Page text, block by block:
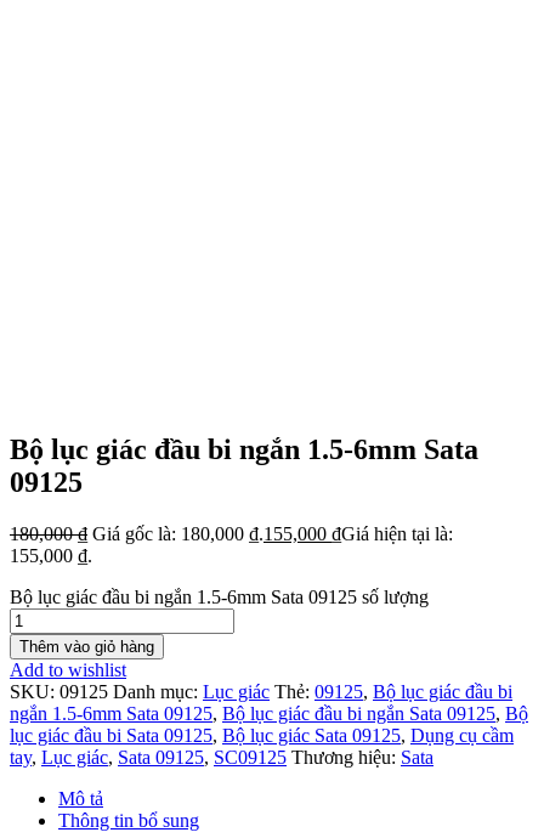
Bộ lục giác đầu bi ngắn 1.5-6mm Sata
09125
180,000₫ Giá gốc là: 180,000 ₫.155,000 ₫Giá hiện tại là:
155,000 ₫.
Bộ lục giác đầu bi ngắn 1.5-6mm Sata 09125 số lượng
Thêm vào giỏ hàng
Add to wishlist
SKU: 09125 Danh mục: Lục giác Thẻ: 09125, Bộ lục giác đầu bi
ngắn 1.5-6mm Sata 09125, Bộ lục giác đầu bi ngắn Sata 09125, Bộ
lục giác đầu bi Sata 09125, Bộ lục giác Sata 09125, Dụng cụ cầm
tay, Lục giác, Sata 09125, SC09125 Thương hiệu: Sata
Mô tả
Thông tin bổ sung